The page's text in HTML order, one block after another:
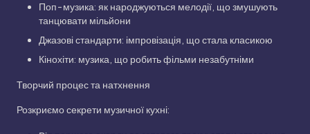
Поп-музика: як народжуються мелодії, що змушують
танцювати мільйони
Джазові стандарти: імпровізація, що стала класикою
Кінохіти: музика, що робить фільми незабутніми
Творчий процес та натхнення
Розкриємо секрети музичної кухні: